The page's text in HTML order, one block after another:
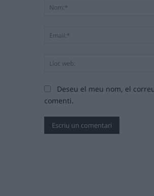
Deseu el meu nom, el
comenti.